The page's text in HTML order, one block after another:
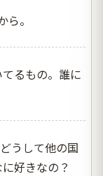
。
るもの。誰に
うして他の国
に好きなの？